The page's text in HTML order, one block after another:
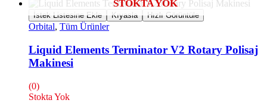
İstek Listesine Ekle Kıyasla Hızlı Görüntüle
Orbital, Tüm Ürünler
Liquid Elements Terminator V2 Rotary Polisaj
Makinesi
(0)
Stokta Yok